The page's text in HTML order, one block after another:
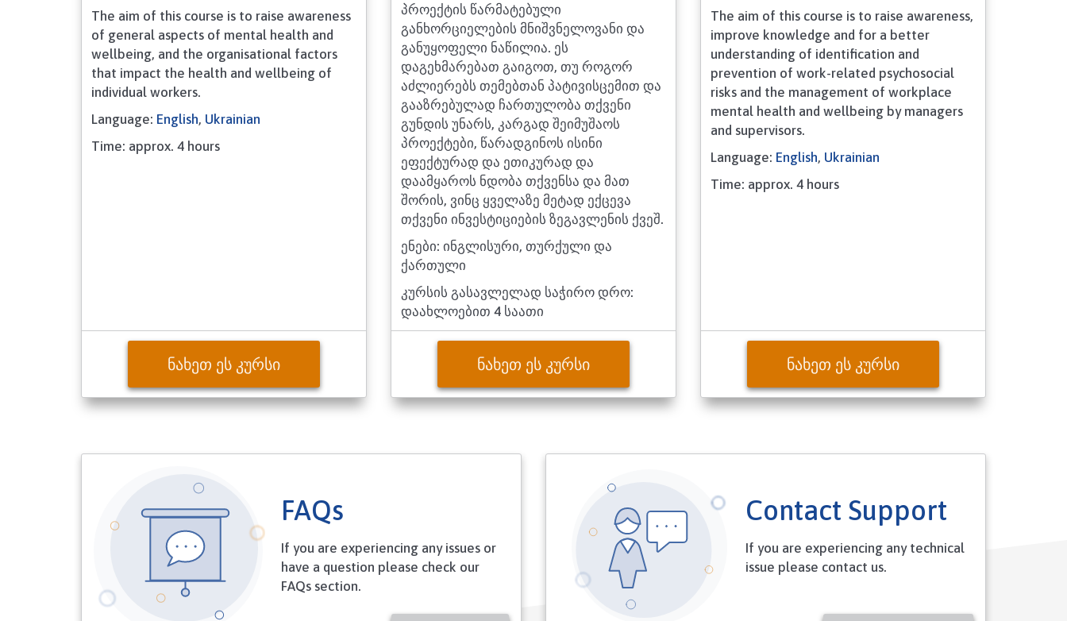
The aim of this course is to raise awareness
of general aspects of mental health and
wellbeing, and the organisational factors
that impact the health and wellbeing of
individual workers.
Language: English, Ukrainian
Time: approx. 4 hours
ᲜᲐᲮᲔᲗ ᲔᲡ ᲙᲣᲠᲡᲘ
პროექტის წარმატებული
განხორციელების მნიშვნელოვანი და
განუყოფელი ნაწილია. ეს
დაგეხმარებათ გაიგოთ, თუ როგორ
აძლიერებს თემებთან პატივისცემით და
გააზრებულად ჩართულობა თქვენი
გუნდის უნარს, კარგად შეიმუშაოს
პროექტები, წარადგინოს ისინი
ეფექტურად და ეთიკურად და
დაამყაროს ნდობა თქვენსა და მათ
შორის, ვინც ყველაზე მეტად ექცევა
თქვენი ინვესტიციების ზეგავლენის ქვეშ.
ენები: ინგლისური, თურქული და
ქართული
კურსის გასავლელად საჭირო დრო:
დაახლოებით 4 საათი
ᲜᲐᲮᲔᲗ ᲔᲡ ᲙᲣᲠᲡᲘ
The aim of this course is to raise awareness,
improve knowledge and for a better
understanding of identification and
prevention of work-related psychosocial
risks and the management of workplace
mental health and wellbeing by managers
and supervisors.
Language: English, Ukrainian
Time: approx. 4 hours
ᲜᲐᲮᲔᲗ ᲔᲡ ᲙᲣᲠᲡᲘ
FAQs
If you are experiencing any issues or
have a question please check our
FAQs section.
Contact Support
If you are experiencing any technical
issue please contact us.